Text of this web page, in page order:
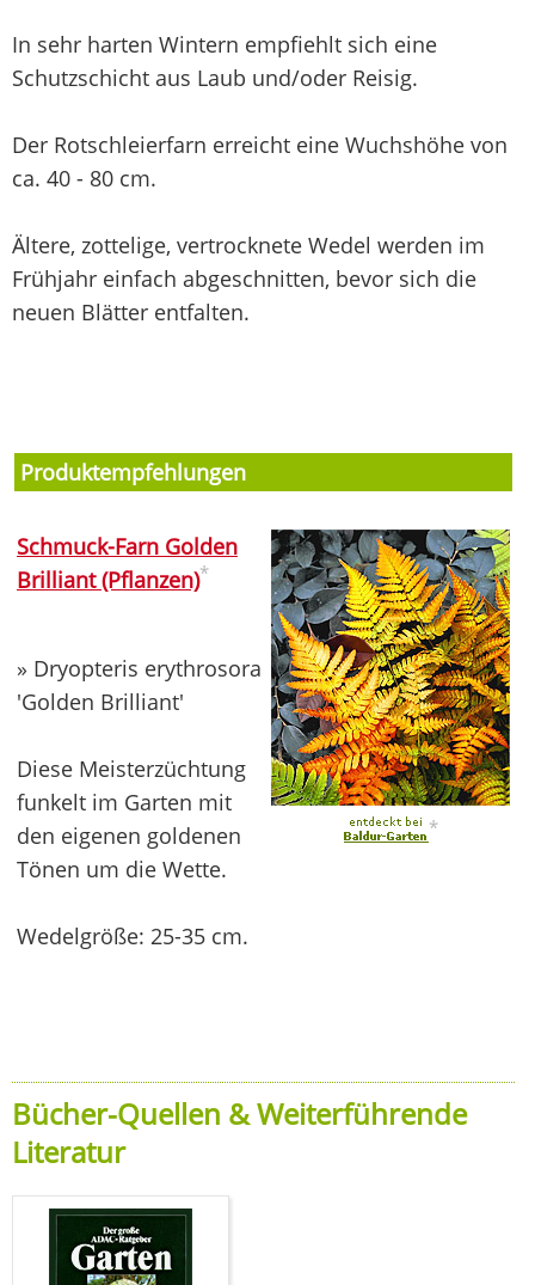
In sehr harten Wintern empfiehlt sich eine
Schutzschicht aus Laub und/oder Reisig.
Der Rotschleierfarn erreicht eine Wuchshöhe von
ca. 40 - 80 cm.
Ältere, zottelige, vertrocknete Wedel werden im
Frühjahr einfach abgeschnitten, bevor sich die
neuen Blätter entfalten.
Produktempfehlungen
*
Schmuck-Farn Golden
Brilliant (Pflanzen)*
» Dryopteris erythrosora
'Golden Brilliant'
Diese Meisterzüchtung
funkelt im Garten mit
den eigenen goldenen
Tönen um die Wette.
Wedelgröße: 25-35 cm.
Bücher-Quellen & Weiterführende
Literatur